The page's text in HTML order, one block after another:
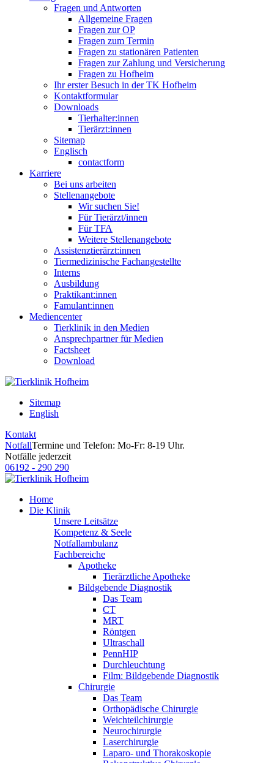
Fragen und Antworten
Allgemeine Fragen
Fragen zur OP
Fragen zum Termin
Fragen zu stationären Patienten
Fragen zur Zahlung und Versicherung
Fragen zu Hofheim
Ihr erster Besuch in der TK Hofheim
Kontaktformular
Downloads
Tierhalter:innen
Tierärzt:innen
Sitemap
Englisch
contactform
Karriere
Bei uns arbeiten
Stellenangebote
Wir suchen Sie!
Für Tierärzt/innen
Für TFA
Weitere Stellenangebote
Assistenztierärzt:innen
Tiermedizinische Fachangestellte
Interns
Ausbildung
Praktikant:innen
Famulant:innen
Mediencenter
Tierklinik in den Medien
Ansprechpartner für Medien
Factsheet
Download
Sitemap
English
Kontakt
NotfallTermine und Telefon: Mo-Fr: 8-19 Uhr.
Notfälle jederzeit
06192 - 290 290
Home
Die Klinik
Unsere Leitsätze
Kompetenz & Seele
Notfallambulanz
Fachbereiche
Apotheke
Tierärztliche Apotheke
Bildgebende Diagnostik
Das Team
CT
MRT
Röntgen
Ultraschall
PennHIP
Durchleuchtung
Film: Bildgebende Diagnostik
Chirurgie
Das Team
Orthopädische Chirurgie
Weichteilchirurgie
Neurochirurgie
Laserchirurgie
Laparo- und Thorakoskopie